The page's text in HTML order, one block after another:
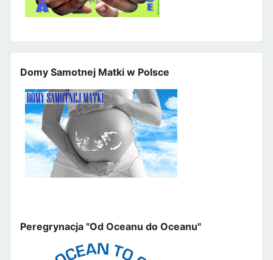
Domy Samotnej Matki w Polsce
Peregrynacja "Od Oceanu do Oceanu"